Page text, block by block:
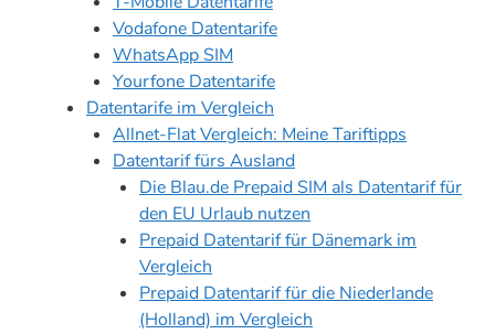
Vodafone Datentarife
WhatsApp SIM
Yourfone Datentarife
Datentarife im Vergleich
Allnet-Flat Vergleich: Meine Tariftipps
Datentarif fürs Ausland
Die Blau.de Prepaid SIM als Datentarif für
den EU Urlaub nutzen
Prepaid Datentarif für Dänemark im
Vergleich
Prepaid Datentarif für die Niederlande
(Holland) im Vergleich